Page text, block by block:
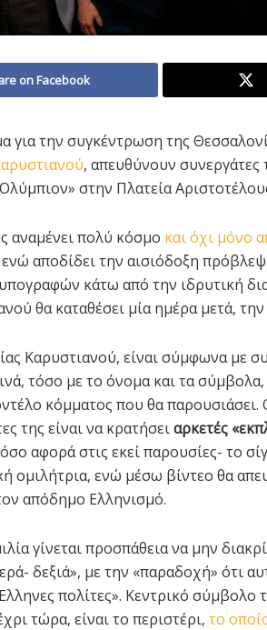
on Facebook
για την συγκέντρωση της
, απευθύνουν συνεργάτες
στην Πλατεία
αναμένει πολύ κόσμο και όχι μόνο
αποδίδει την αισιόδοξη
κάτω από την ιδρυτική
θα καταθέσει μία ημέρα μετά,
Καρυστιανού, είναι σύμφωνα με
τόσο με το όνομα και τα
κόμματος που θα παρουσιάσει.
της είναι να κρατήσειαρκετές
αφορά στις εκεί παρουσίες- το
ομιλήτρια, ενώ μέσω βίντεο θα
απόδημο Ελληνισμό.
γίνεται προσπάθεια να μην
δεξιά», με την «παραδοχή» ότι
πολίτες». Κεντρικό σύμβολο
τώρα, είναι το περιστέρι, το